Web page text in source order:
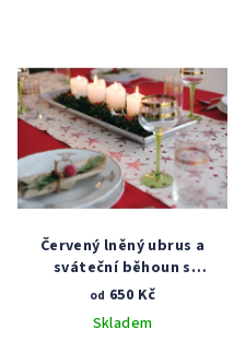
Červený lněný ubrus a
sváteční běhoun s
červenými hvězdami
od 650 Kč
Skladem